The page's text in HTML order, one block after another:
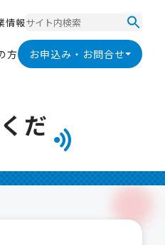
情報
方 お申込み・お問合せ
だ